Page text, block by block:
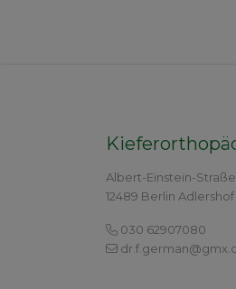
Albert-Einstein-
12489 Berlin Adlershof
030 62907080